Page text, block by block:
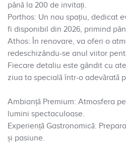
până la 200 de invitați.
Porthos: Un nou spațiu, dedicat
fi disponibil din 2026, primind
Athos: În renovare, va oferi o
redeschizându-se anul viitor
Fiecare detaliu este gândit cu
ziua ta specială într-o adevărată
Ambianță Premium: Atmosfera
lumini spectaculoase.
Experiență Gastronomică:
și pasiune.